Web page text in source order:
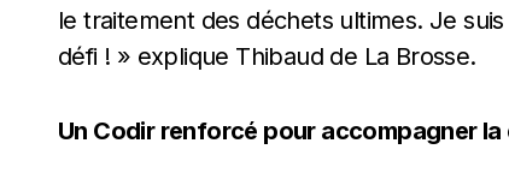
le traitement des déchets ultimes. Je
défi ! » explique Thibaud de La Brosse.
Un Codir renforcé pour accompagner